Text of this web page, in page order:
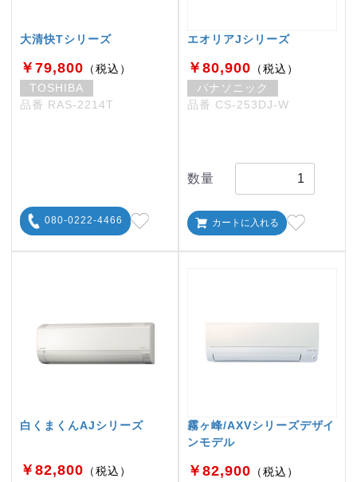
大清快Tシリーズ
￥79,800 （税込）
TOSHIBA
品番 RAS-2214T
080-0222-4466
エオリアJシリーズ
￥80,900 （税込）
パナソニック
品番 CS-253DJ-W
数量
カートに入れる
白くまくんAJシリーズ
￥82,800 （税込）
霧ヶ峰/AXVシリーズデザイ
ンモデル
￥82,900 （税込）